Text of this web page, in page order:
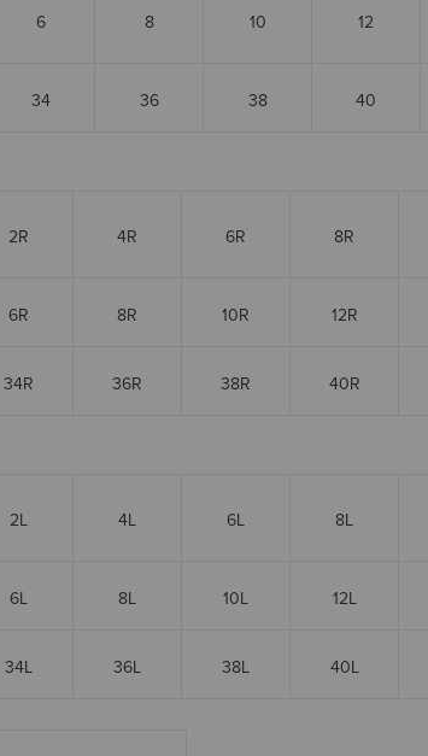
6 8 10 12
34 36 38 40
2R 4R 6R 8R
6R 8R 10R 12R
34R 36R 38R 40R
2L 4L 6L 8L
6L 8L 10L 12L
34L 36L 38L 40L